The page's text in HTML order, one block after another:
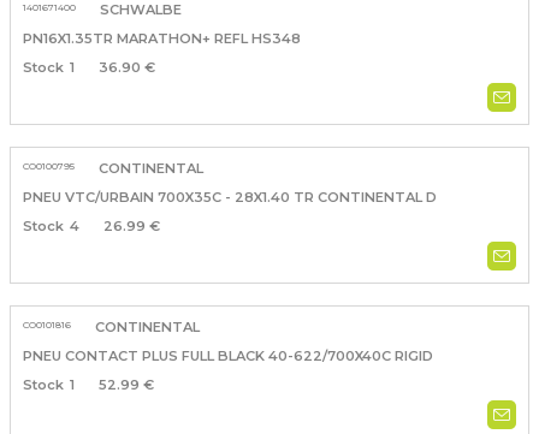
1401671400
SCHWALBE
PN16X1.35TR MARATHON+ REFL HS348
1
36.90 €
CO0100795
CONTINENTAL
PNEU VTC/URBAIN 700X35C - 28X1.40 TR CONTINENTAL D
4
26.99 €
CO0101816
CONTINENTAL
PNEU CONTACT PLUS FULL BLACK 40-622/700X40C RIGID
1
52.99 €